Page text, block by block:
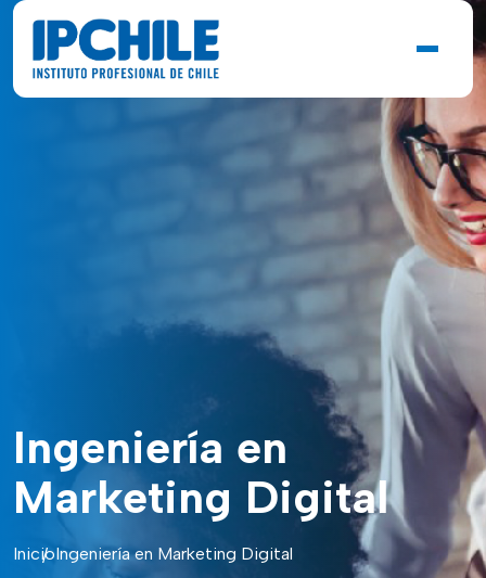
Ingeniería en
Marketing Digital
InicioIngeniería en Marketing Digital